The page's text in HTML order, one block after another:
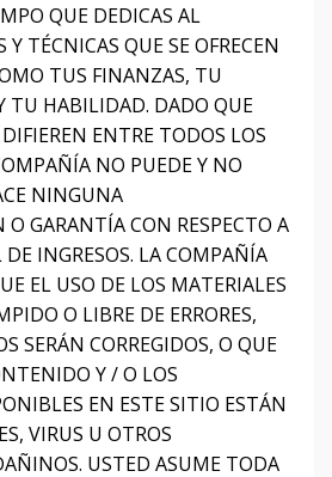
QUE DEDICAS AL
Y TÉCNICAS QUE SE OFRECEN
TUS FINANZAS, TU
TU HABILIDAD. DADO QUE
ENTRE TODOS LOS
NO PUEDE Y NO
NINGUNA
O GARANTÍA CON RESPECTO A
INGRESOS. LA COMPAÑÍA
EL USO DE LOS MATERIALES
O LIBRE DE ERRORES,
SERÁN CORREGIDOS, O QUE
Y / O LOS
EN ESTE SITIO ESTÁN
VIRUS U OTROS
USTED ASUME TODA